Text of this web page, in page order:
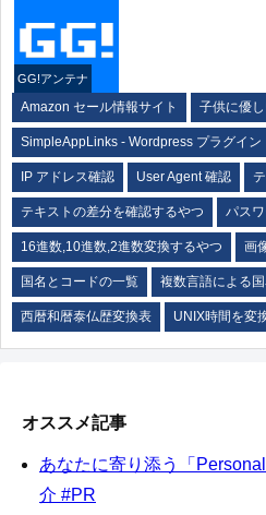
GG!アンテナ
Amazon セール情報サイト 子供に優
SimpleAppLinks - Wordpress プラグイン
IP アドレス確認 User Agent 確認
テキストの差分を確認するやつ パス
16進数,10進数,2進数変換するやつ 画
国名とコードの一覧 複数言語による
西暦和暦泰仏歴変換表 UNIX時間を変
オススメ記事
あなたに寄り添う「
介 #PR